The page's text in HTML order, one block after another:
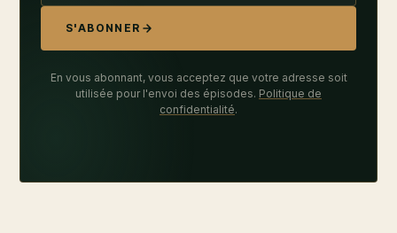
S'ABONNER
En vous abonnant, vous acceptez que votre adresse soit
utilisée pour l'envoi des épisodes. Politique de
confidentialité.